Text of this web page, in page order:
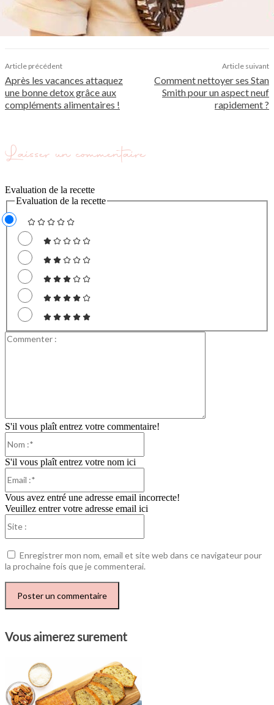
Article précédent
Après les vacances attaquez
une bonne detox grâce aux
compléments alimentaires !
Article suivant
Comment nettoyer ses Stan
Smith pour un aspect neuf
rapidement ?
Laisser un commentaire
Evaluation de la recette
Evaluation de la recette
S'il vous plaît entrez votre commentaire!
S'il vous plaît entrez votre nom ici
Vous avez entré une adresse email incorrecte!
Veuillez entrer votre adresse email ici
Enregistrer mon nom, email et site web dans ce navigateur pour
la prochaine fois que je commenterai.
Vous aimerez surement